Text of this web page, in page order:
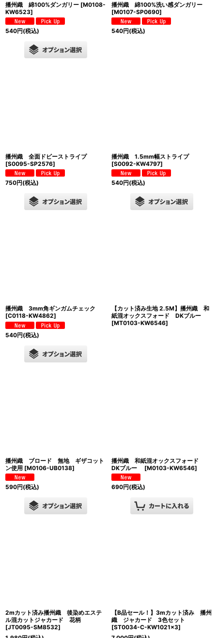
播州織 綿100%ダンガリー [M0108-
KW6523]
540円(税込)
播州織 綿100%洗い感ダンガリー
[M0107-SP0690]
540円(税込)
播州織 全面ドビーストライプ
[S0095-SP2576]
750円(税込)
播州織 1.5mm幅ストライプ
[S0092-KW4797]
540円(税込)
播州織 3mm角ギンガムチェック
[C0118-KW4862]
540円(税込)
【カット済み生地 2.5M】播州織 和
紙混オックスフォード DKブルー
[MT0103-KW6546]
播州織 ブロード 無地 ギザコット
ン使用 [M0106-UB0138]
590円(税込)
播州織 和紙混オックスフォード
DKブルー
[M0103-KW6546]
690円(税込)
2mカット済み播州織 後染めエステ
ル混カットジャカード 花柄
[JT0095-SM8532]
【B品セール！】3mカット済み 播州
織 ジャカード 3色セット
[ST0034-C-KW1021×3]